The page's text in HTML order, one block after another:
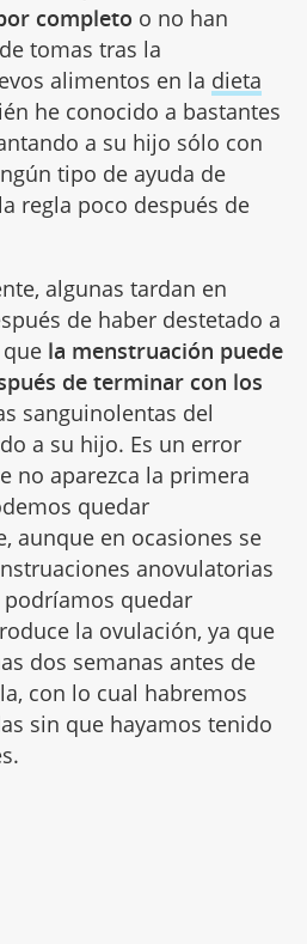
completo o no han
tomas tras la
alimentos en la dieta
he conocido a bastantes
a su hijo sólo con
tipo de ayuda de
regla poco después de
algunas tardan en
de haber destetado a
la menstruación puede
de terminar con los
sanguinolentas del
a su hijo. Es un error
no aparezca la primera
quedar
aunque en ocasiones se
anovulatorias
quedar
la ovulación, ya que
dos semanas antes de
con lo cual habremos
sin que hayamos tenido